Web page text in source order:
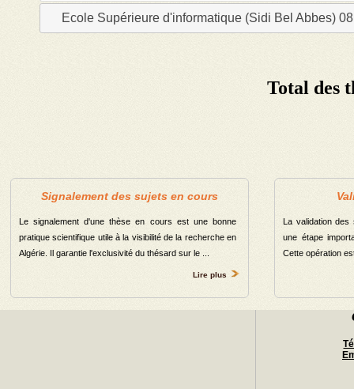
Département de Littérature Arabe
Département d\'Electronique
Département de chirurgie dentaire
Département de langues étrangeres
Département de Gestion
Département de Télécommunication
Département de sciences financiére et comptabilité
Département de Sociologie
Ecole Supérieure d'informatique (Sidi Bel Abbes)
Total des
Signalement des sujets en cours
Le signalement d'une thèse en cours est une bonne
pratique scientifique utile à la visibilité de la recherche en
Algérie. Il garantie l'exclusivité du thésard sur le ...
Lire plus
La validation
une étape
Cette opération